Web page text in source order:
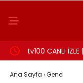
tv100 CANLI
maçı izle!
Ana Sayfa ›Genel